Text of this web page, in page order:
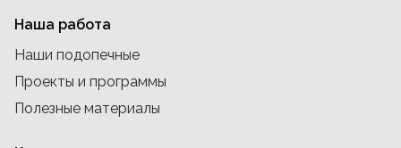
Наша работа
Наши подопечные
Проекты и программы
Полезные материалы